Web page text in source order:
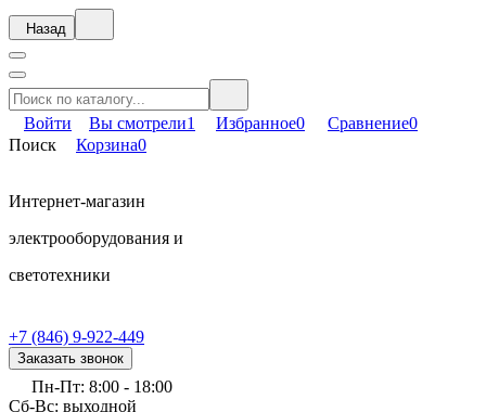
Назад
Войти Вы смотрели1 Избранное0 Сравнение0
Поиск
Корзина0
Интернет-магазин
электрооборудования и
светотехники
+7 (846) 9-922-449
Заказать звонок
Пн-Пт: 8:00 - 18:00
Сб-Вс: выходной